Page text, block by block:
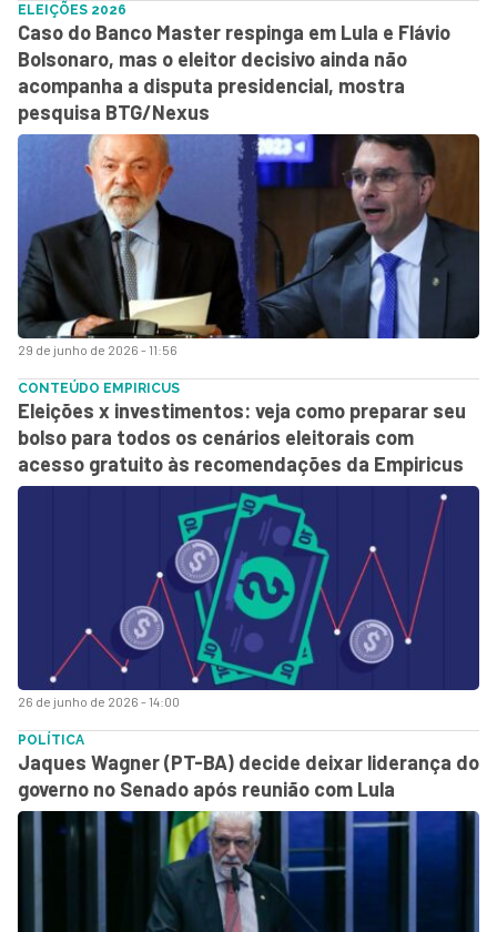
29 de junho de 2026 - 11:56
ELEIÇÕES 2026
Caso do Banco Master respinga em Lula e Flávio
Bolsonaro, mas o eleitor decisivo ainda não
acompanha a disputa presidencial, mostra
pesquisa BTG/Nexus
26 de junho de 2026 - 14:00
CONTEÚDO EMPIRICUS
Eleições x investimentos: veja como preparar seu
bolso para todos os cenários eleitorais com
acesso gratuito às recomendações da Empiricus
POLÍTICA
Jaques Wagner (PT-BA) decide deixar liderança do
governo no Senado após reunião com Lula